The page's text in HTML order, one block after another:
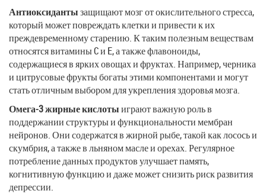
Антиоксидантызащищают мозг от окислительного стресса,
который может повреждать клетки и привести к их
преждевременному старению. К таким полезным веществам
относятся витамины C и E, а также флавоноиды,
содержащиеся в ярких овощах и фруктах. Например, черника
и цитрусовые фрукты богаты этими компонентами и могут
стать отличным выбором для укрепления здоровья мозга.
Омега-3 жирные кислотыиграют важную роль в
поддержании структуры и функциональности мембран
нейронов. Они содержатся в жирной рыбе, такой как лосось и
скумбрия, а также в льняном масле и орехах. Регулярное
потребление данных продуктов улучшает память,
когнитивную функцию и даже может снизить риск развития
депрессии.